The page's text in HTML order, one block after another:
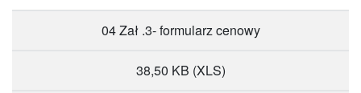
04 Zał .3- formularz cenowy
38,50 KB (XLS)